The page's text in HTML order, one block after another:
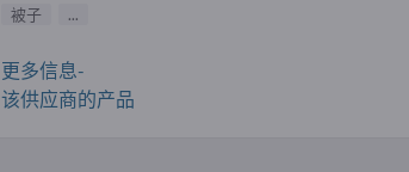
被子
...
更多信息-
该供应商的产品